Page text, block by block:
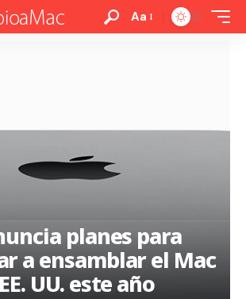
Aa
planes para
a ensamblar el Mac
UU. este año